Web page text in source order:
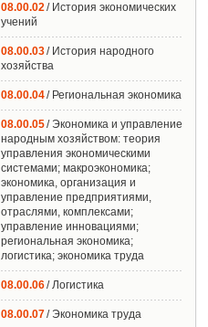
08.00.02/ История экономических
учений
08.00.03/ История народного
хозяйства
08.00.04/ Региональная экономика
08.00.05/ Экономика и управление
народным хозяйством: теория
управления экономическими
системами; макроэкономика;
экономика, организация и
управление предприятиями,
отраслями, комплексами;
управление инновациями;
региональная экономика;
логистика; экономика труда
08.00.06/ Логистика
08.00.07/ Экономика труда